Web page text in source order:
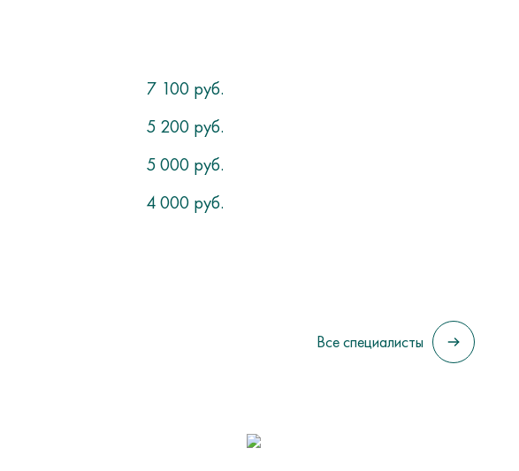
7 100 руб.
5 200 руб.
5 000 руб.
4 000 руб.
Все специалисты